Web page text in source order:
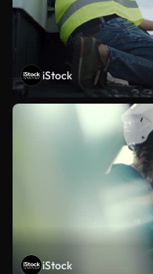
iStock
iStock